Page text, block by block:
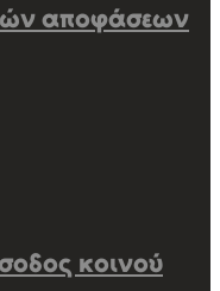
αποφάσεων
κοινού